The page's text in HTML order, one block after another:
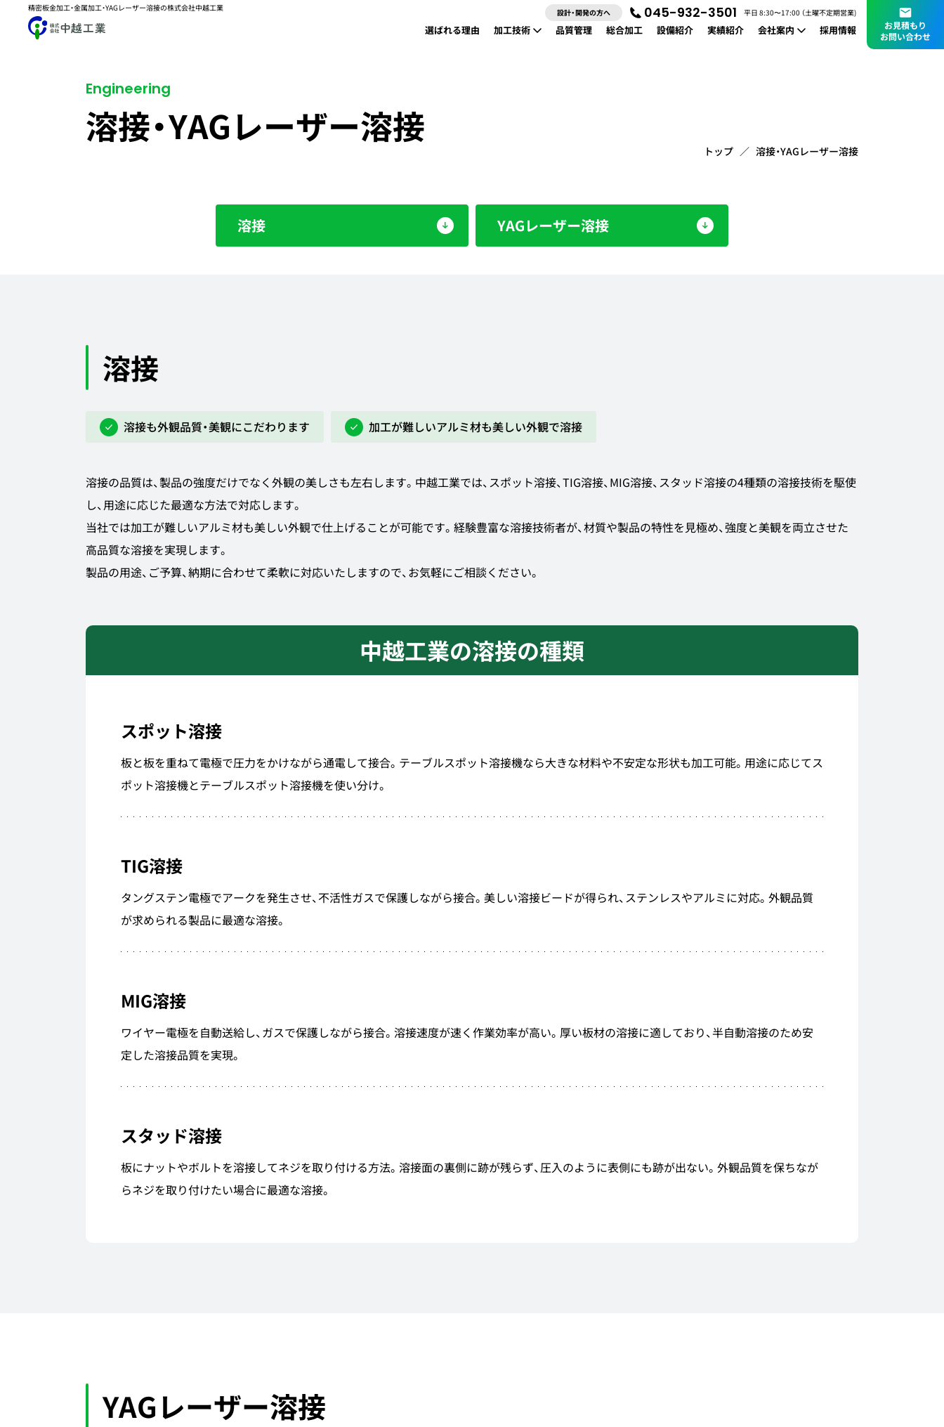
精密板金加工・金属加工・YAGレーザー溶接の株式会社中越工業 設計・開発の方へ 045-932-3501 平日 8:30〜17:00 （土曜不定期営業)
選ばれる理由
加工技術
組立
品質管理 総合加工 設備紹介 実績紹介
会社案内
採用情報
お見積もり
お問い合わせ
Engineering
溶接・YAGレーザー溶接
トップ 溶接・YAGレーザー溶接
溶接 YAGレーザー溶接
溶接
溶接も外観品質・美観にこだわります 加工が難しいアルミ材も美しい外観で溶接
溶接の品質は、製品の強度だけでなく外観の美しさも左右します。中越工業では、スポット溶接、TIG溶接、MIG溶接、スタッド溶接の4種類の溶接技術を駆使
し、用途に応じた最適な方法で対応します。
当社では加工が難しいアルミ材も美しい外観で仕上げることが可能です。経験豊富な溶接技術者が、材質や製品の特性を見極め、強度と美観を両立させた
高品質な溶接を実現します。
製品の用途、ご予算、納期に合わせて柔軟に対応いたしますので、お気軽にご相談ください。
中越工業の溶接の種類
スポット溶接
板と板を重ねて電極で圧力をかけながら通電して接合。テーブルスポット溶接機なら大きな材料や不安定な形状も加工可能。用途に応じてス
ポット溶接機とテーブルスポット溶接機を使い分け。
TIG溶接
タングステン電極でアークを発生させ、不活性ガスで保護しながら接合。美しい溶接ビードが得られ、ステンレスやアルミに対応。外観品質
が求められる製品に最適な溶接。
MIG溶接
ワイヤー電極を自動送給し、ガスで保護しながら接合。溶接速度が速く作業効率が高い。厚い板材の溶接に適しており、半自動溶接のため安
定した溶接品質を実現。
スタッド溶接
板にナットやボルトを溶接してネジを取り付ける方法。溶接面の裏側に跡が残らず、圧入のように表側にも跡が出ない。外観品質を保ちなが
らネジを取り付けたい場合に最適な溶接。
YAGレーザー溶接